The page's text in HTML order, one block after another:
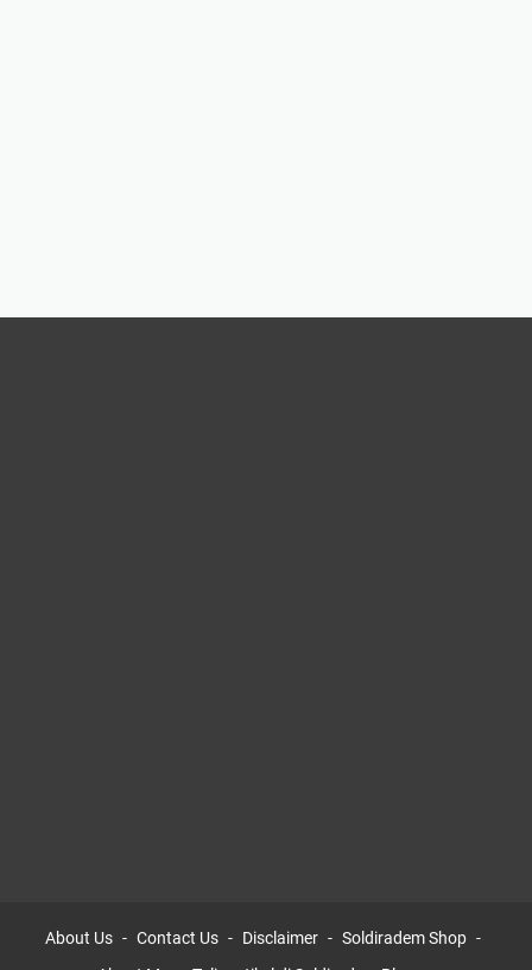
About Us Contact Us Disclaimer
Soldiradem Shop